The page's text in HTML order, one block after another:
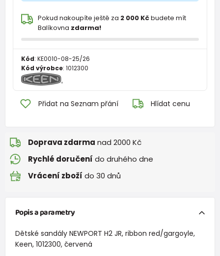
Pokud nakoupíte ještě za 2 000 Kčbudete mít
Balíkovna zdarma!
Kód: KE0010-08-25/26
Kód výrobce: 1012300
Přidat na Seznam přání Hlídat cenu
Doprava zdarma nad 2000 Kč
Rychlé doručení do druhého dne
Vrácení zboží do 30 dnů
Popis a parametry
Dětské sandály NEWPORT H2 JR, ribbon red/gargoyle,
Keen, 1012300, červená